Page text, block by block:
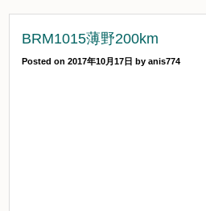
BRM1015薄野200km
Posted on 2017年10月17日 by anis774